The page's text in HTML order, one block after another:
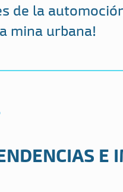
de la
mina urbana!
E